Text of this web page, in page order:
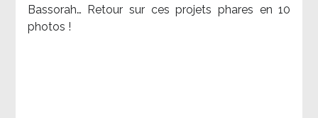
Bassorah… Retour sur ces projets phares en 10
photos !